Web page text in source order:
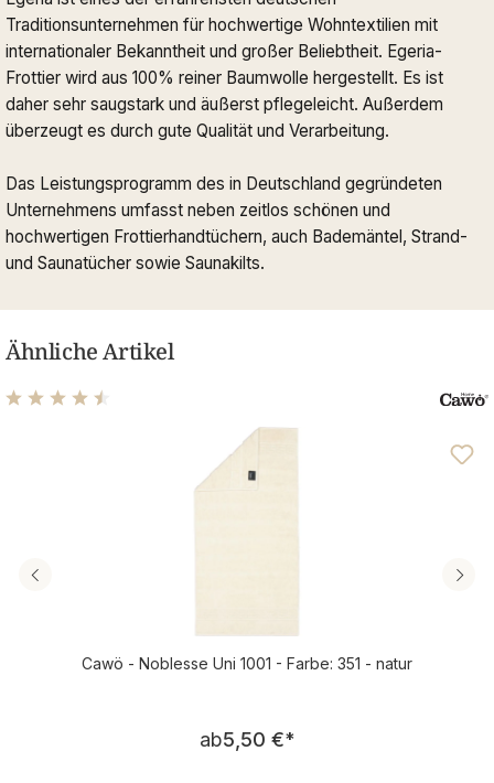
Traditionsunternehmen für hochwertige Wohntextilien mit
internationaler Bekanntheit und großer Beliebtheit. Egeria-
Frottier wird aus 100% reiner Baumwolle hergestellt. Es ist
daher sehr saugstark und äußerst pflegeleicht. Außerdem
überzeugt es durch gute Qualität und Verarbeitung.
Das Leistungsprogramm des in Deutschland gegründeten
Unternehmens umfasst neben zeitlos schönen und
hochwertigen Frottierhandtüchern, auch Bademäntel, Strand-
und Saunatücher sowie Saunakilts.
Ähnliche Artikel
Durchschnittliche Bewertung von 4.61 von 5 Sternen
Cawö - Noblesse Uni 1001 - Farbe: 351 - natur
Regulärer Preis:
ab5,50 €*